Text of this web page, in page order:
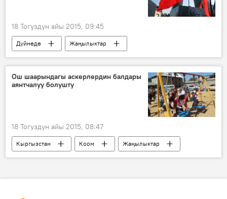
18 Тогуздун айы 2015, 09:45
Дүйнөдө
Жаңылыктар
Экономика
Кытай
Евразиялык экономикалык биримдик
кызматташуу
Ош шаарындагы аскерлердин балдары
аянтчалуу болушту
18 Тогуздун айы 2015, 08:47
Кыргызстан Коом
Жаңылыктар
Ош
Алмазбек Атамбаев